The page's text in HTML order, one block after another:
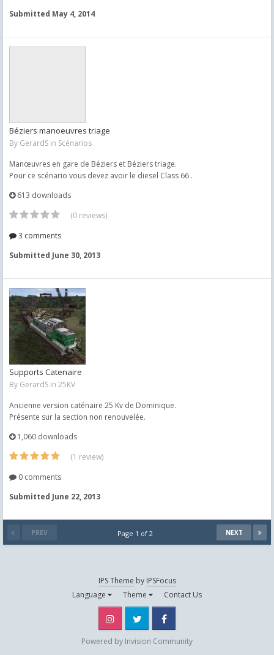
Submitted May 4, 2014
Béziers manoeuvres triage
By GerardS in Scénarios
Manœuvres en gare de Béziers et Béziers triage.
Pour ce scénario vous devez avoir le diesel Class 66 .
613 downloads
(0 reviews)
3 comments
Submitted June 30, 2013
Supports Catenaire
By GerardS in 25KV
Ancienne version caténaire 25 Kv de Dominique.
Présente sur la section non renouvelée.
1,060 downloads
(1 review)
0 comments
Submitted June 22, 2013
PREV NEXT
Page 1 of 2
IPS Theme by IPSFocus
Language
Theme Contact Us
Instagram Twitter
Powered by Invision Community